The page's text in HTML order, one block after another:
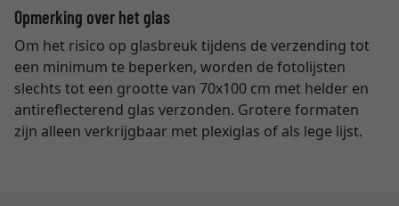
Opmerking over het glas
Om het risico op glasbreuk tijdens de verzending tot
een minimum te beperken, worden de fotolijsten
slechts tot een grootte van 70x100 cm met helder en
antireflecterend glas verzonden. Grotere formaten
zijn alleen verkrijgbaar met plexiglas of als lege lijst.